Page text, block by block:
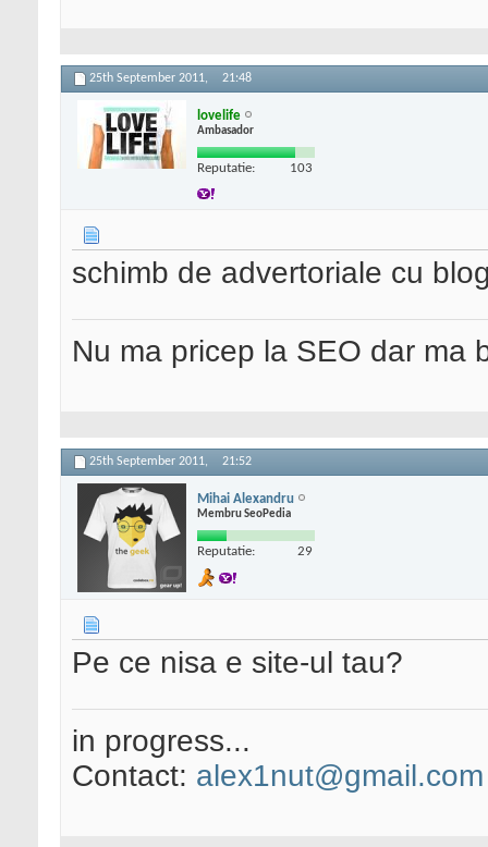
25th September 2011, 21:48
lovelife
Ambasador
Reputatie: 103
schimb de advertoriale cu
Nu ma pricep la SEO dar ma
25th September 2011, 21:52
Mihai Alexandru
Membru SeoPedia
Reputatie: 29
Pe ce nisa e site-ul tau?
in progress...
Contact: alex1nut@gmail.com